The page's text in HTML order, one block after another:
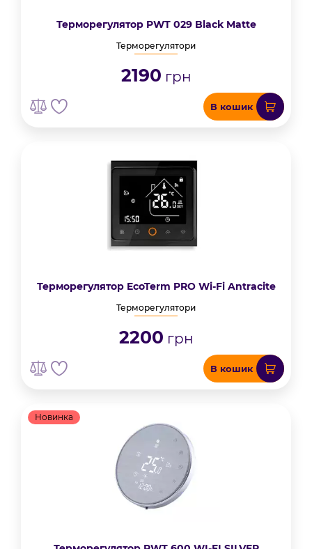
Терморегулятор PWT 029 Black Matte
Терморегулятори
2190 грн
В кошик
Терморегулятор EcoTerm PRO Wi-Fi Antracite
Терморегулятори
2200 грн
В кошик
Новинка